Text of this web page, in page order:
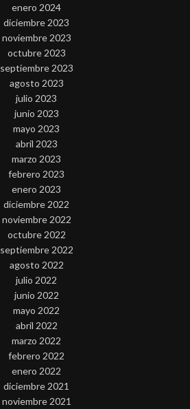
enero 2024
diciembre 2023
noviembre 2023
octubre 2023
septiembre 2023
agosto 2023
julio 2023
junio 2023
mayo 2023
abril 2023
marzo 2023
febrero 2023
enero 2023
diciembre 2022
noviembre 2022
octubre 2022
septiembre 2022
agosto 2022
julio 2022
junio 2022
mayo 2022
abril 2022
marzo 2022
febrero 2022
enero 2022
diciembre 2021
noviembre 2021